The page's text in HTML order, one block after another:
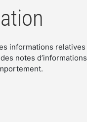
informations
notes